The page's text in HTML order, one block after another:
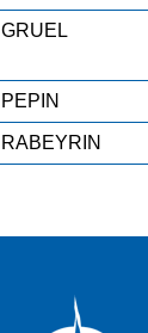
GRUEL
PEPIN
RABEYRIN